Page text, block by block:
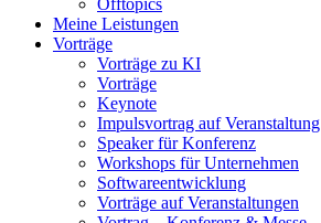
Offtopics
Meine Leistungen
Vorträge
Vorträge zu KI
Vorträge
Keynote
Impulsvortrag auf Veranstaltung
Speaker für Konferenz
Workshops für Unternehmen
Softwareentwicklung
Vorträge auf Veranstaltungen